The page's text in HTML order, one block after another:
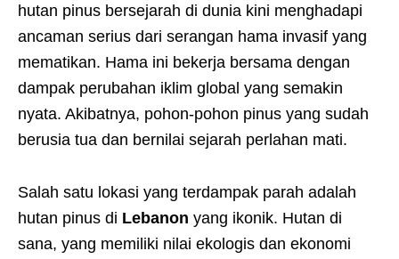
hutan pinus bersejarah di dunia kini menghadapi
ancaman serius dari serangan hama invasif yang
mematikan. Hama ini bekerja bersama dengan
dampak perubahan iklim global yang semakin
nyata. Akibatnya, pohon-pohon pinus yang sudah
berusia tua dan bernilai sejarah perlahan mati.
Salah satu lokasi yang terdampak parah adalah
hutan pinus di Lebanon yang ikonik. Hutan di
sana, yang memiliki nilai ekologis dan ekonomi